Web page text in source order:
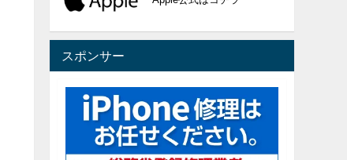
スポンサー